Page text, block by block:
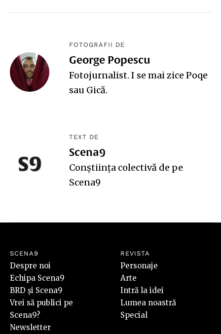
FOTOGRAFII DE
George Popescu
Fotojurnalist. I se mai zice Poqe
sau Gică.
TEXT DE
Scena9
Conștiința colectivă de pe
Scena9
SCENA9
Despre noi
Echipa Scena9
BRD și Scena9
Vrei să publici pe
Scena9?
Newsletter
REVISTA
Personaje
Arte
Intră la idei
Lumea noastră
Special